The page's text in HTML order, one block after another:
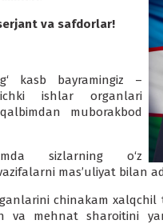
va safdorlar!
kasb bayramingiz –
ichki ishlar organlari
muborakbod
sizlarning o‘z
mas’uliyat bilan
chinakam
va mehnat sharoitini